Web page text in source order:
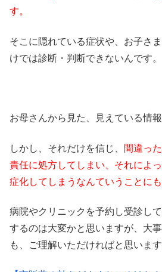
す。
そこに隠れている症状や、お子さ
けでは診断・判断できないんです。
お母さんから見た、見えている情
しかし、それだけを信じ、
間違っ
責任に処方してしまい、それによ
症化してしまうなんていうことにも
病院やクリニックを予約し受診し
するのは大変かと思いますが、大
も、ご理解いただければと思います